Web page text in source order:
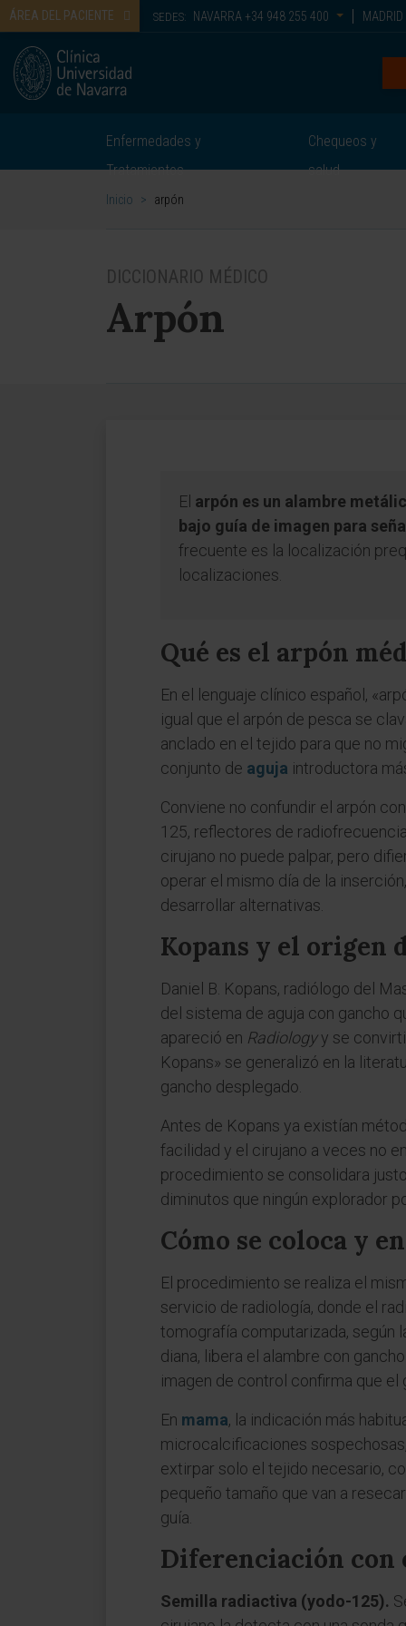
ÁREA DEL PACIENTE SEDES: NAVARRA +34 948 255 400 MADRID
Enfermedades y
Tratamientos
Chequeos y
salud
Inicio > arpón
DICCIONARIO MÉDICO
Arpón
El arpón es un alambre
bajo guía de imagen para
frecuente es la localización
localizaciones.
Qué es el arpón
En el lenguaje clínico español,
igual que el arpón de pesca se
anclado en el tejido para que no
conjunto de aguja introductora
Conviene no confundir el arpón
125, reflectores de
cirujano no puede palpar, pero
operar el mismo día de la
desarrollar alternativas.
Kopans y el origen
Daniel B. Kopans, radiólogo del
del sistema de aguja con gancho
apareció en Radiologyy se
Kopans» se generalizó en la
gancho desplegado.
Antes de Kopans ya existían
facilidad y el cirujano a veces no
procedimiento se consolidara
diminutos que ningún explorador
Cómo se coloca y
El procedimiento se realiza el
servicio de radiología, donde el
tomografía computarizada, según
diana, libera el alambre con
imagen de control confirma que el
En mama, la indicación más
microcalcificaciones
extirpar solo el tejido necesario,
pequeño tamaño que van a
guía.
Diferenciación con
Semilla radiactiva (yodo-125).